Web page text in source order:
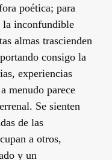
poética; para
la inconfundible
almas trascienden
consigo la
experiencias
menudo parece
Se sienten
de las
a otros,
y un